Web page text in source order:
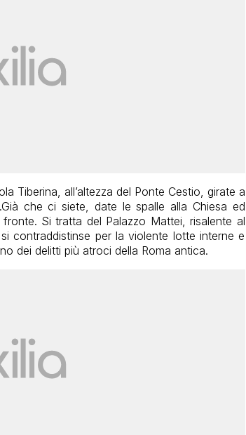
Tiberina, all’altezza del Ponte Cestio, girate a
che ci siete, date le spalle alla Chiesa ed
Si tratta del Palazzo Mattei, risalente al
contraddistinse per la violente lotte interne e
dei delitti più atroci della Roma antica.